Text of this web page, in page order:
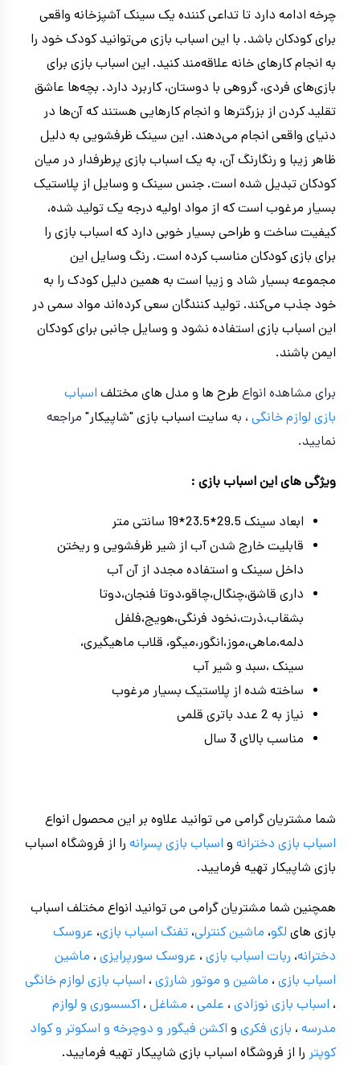
چرخه ادامه دارد تا تداعی کننده یک سینک آشپزخانه واقعی
برای کودکان باشد. با این اسباب بازی می‌توانید کودک خود را
به انجام کارهای خانه علاقه‌مند کنید. این اسباب بازی برای
بازی‌های فردی، گروهی با دوستان، کاربرد دارد. بچه‌ها عاشق
تقلید کردن از بزرگترها و انجام کارهایی هستند که آن‌ها در
دنیای واقعی انجام می‌دهند. این سینک ظرفشویی به دلیل
ظاهر زیبا و رنگارنگ آن، به یک اسباب بازی پرطرفدار در میان
کودکان تبدیل شده است. جنس سینک و وسایل از پلاستیک
بسیار مرغوب است که از مواد اولیه درجه یک تولید شده،
کیفیت ساخت و طراحی بسیار خوبی دارد که اسباب بازی را
برای بازی کودکان مناسب کرده است. رنگ وسایل این
مجموعه بسیار شاد و زیبا است به همین دلیل کودک را به
خود جذب می‌کند. تولید کنندگان سعی کرده‌اند مواد سمی در
این اسباب بازی استفاده نشود و وسایل جانبی برای کودکان
ایمن باشند.
برای مشاهده انواع طرح ها و مدل های مختلف اسباب
بازی لوازم خانگی ، به سایت اسباب بازی "شاپیکار" مراجعه
نمایید.
ویژگی های این اسباب بازی :
ابعاد سینک 29.5*23.5*19 سانتی متر
قابلیت خارج شدن آب از شیر ظرفشویی و ریختن
داخل سینک و استفاده مجدد از آن آب
داری قاشق،چنگال،چاقو،دوتا فنجان،دوتا
بشقاب،ذرت،نخود فرنگی،هویج،فلفل
دلمه،ماهی،موز،انگور،میگو، قلاب ماهیگیری،
سینک ،سبد و شیر آب
ساخته شده از پلاستیک بسیار مرغوب
نیاز به 2 عدد باتری قلمی
مناسب بالای 3 سال
شما مشتریان گرامی می توانید علاوه بر این محصول انواع
اسباب بازی دخترانه و اسباب بازی پسرانه را از فروشگاه اسباب
بازی شاپیکار تهیه فرمایید.
همچنین شما مشتریان گرامی می توانید انواع مختلف اسباب
بازی های لگو، ماشین کنترلی، تفنگ اسباب بازی، عروسک
دخترانه، ربات اسباب بازی ، عروسک سورپرایزی ، ماشین
اسباب بازی ، ماشین و موتور شارژی ، اسباب بازی لوازم خانگی
، اسباب بازی نوزادی ، علمی ، مشاغل ، اکسسوری و لوازم
مدرسه ، بازی فکری و اکشن فیگور و دوچرخه و اسکوتر و کواد
کوپتر را از فروشگاه اسباب بازی شاپیکار تهیه فرمایید.